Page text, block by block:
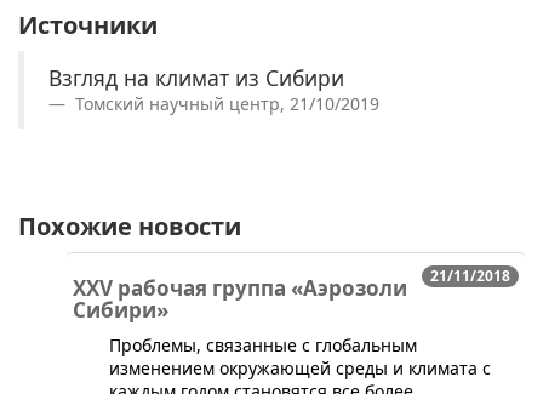
Источники
Взгляд на климат из Сибири
Томский научный центр, 21/10/2019
Похожие новости
21/11/2018
XXV рабочая группа «Аэрозоли
Сибири»
​Проблемы, связанные с глобальным
изменением окружающей среды и климата с